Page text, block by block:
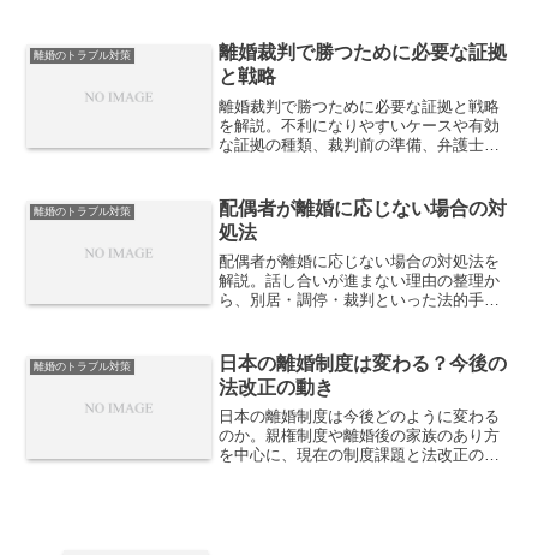
離婚のトラブル対策
離婚裁判で勝つために必要な証拠
と戦略
離婚裁判で勝つために必要な証拠と戦略
を解説。不利になりやすいケースや有効
な証拠の種類、裁判前の準備、弁護士と
す。
離婚のトラブル対策
配偶者が離婚に応じない場合の対
処法
配偶者が離婚に応じない場合の対処法を
解説。話し合いが進まない理由の整理か
ら、別居・調停・裁判といった法的手
離婚のトラブル対策
日本の離婚制度は変わる？今後の
法改正の動き
日本の離婚制度は今後どのように変わる
のか。親権制度や離婚後の家族のあり方
を中心に、現在の制度課題と法改正の方